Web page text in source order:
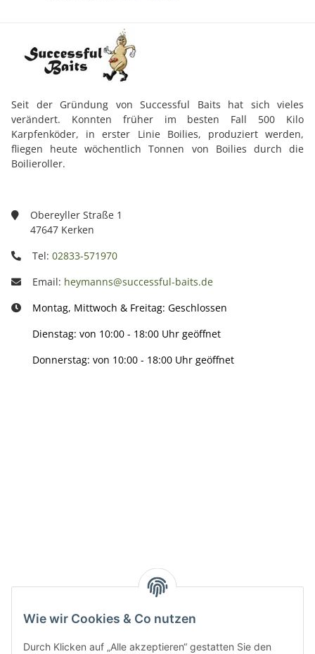
Wie wir Cookies & Co nutzen
Durch Klicken auf „Alle akzeptieren“ gestatten Sie den
Seit der Gründung von Successful Baits hat sich vieles
verändert. Konnten früher im besten Fall 500 Kilo
Karpfenköder, in erster Linie Boilies, produziert werden,
fliegen heute wöchentlich Tonnen von Boilies durch die
Boilieroller.
Obereyller Straße 1
47647 Kerken
Tel: 02833-571970
Email: heymanns@successful-baits.de
Montag, Mittwoch & Freitag: Geschlossen
Dienstag: von 10:00 - 18:00 Uhr geöffnet
Donnerstag: von 10:00 - 18:00 Uhr geöffnet